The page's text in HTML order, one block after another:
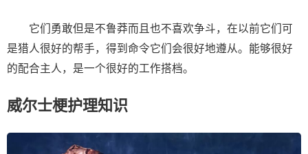
它们勇敢但是不鲁莽而且也不喜欢争斗，在以前它们可
是猎人很好的帮手，得到命令它们会很好地遵从。能够很好
的配合主人，是一个很好的工作搭档。
威尔士梗护理知识